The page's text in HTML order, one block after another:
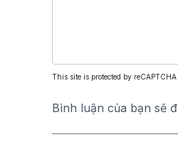
This site is protected by
Bình luận của bạn sẽ